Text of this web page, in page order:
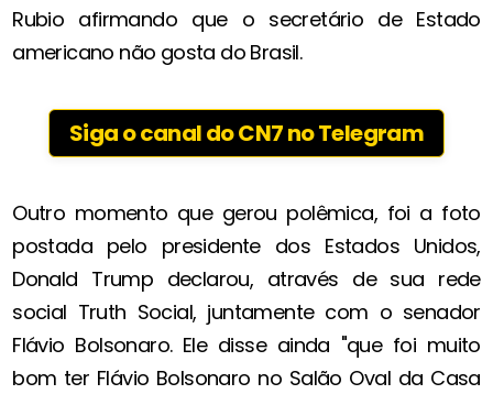
Rubio afirmando que o secretário de Estado
americano não gosta do Brasil.
Siga o canal do CN7 no Telegram
Outro momento que gerou polêmica, foi a foto
postada pelo presidente dos Estados Unidos,
Donald Trump declarou, através de sua rede
social Truth Social, juntamente com o senador
Flávio Bolsonaro. Ele disse ainda "que foi muito
bom ter Flávio Bolsonaro no Salão Oval da Casa